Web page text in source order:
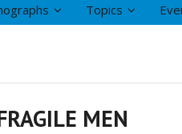
Topics
MEN